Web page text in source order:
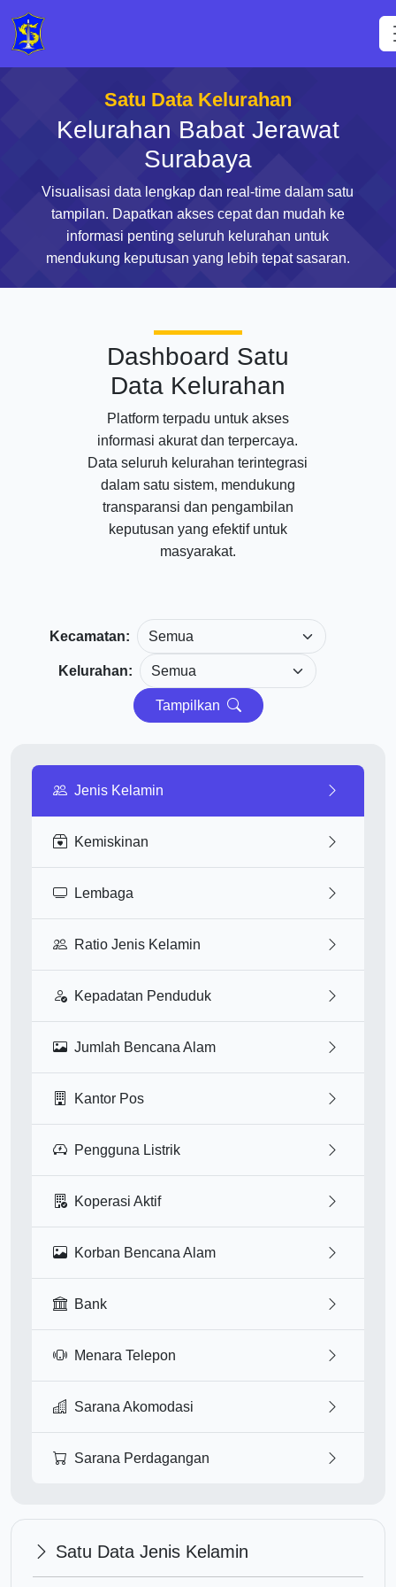
Satu Data Kelurahan
Kelurahan Babat Jerawat
Surabaya
Visualisasi data lengkap dan real-time dalam satu
tampilan. Dapatkan akses cepat dan mudah ke
informasi penting seluruh kelurahan untuk
mendukung keputusan yang lebih tepat sasaran.
Dashboard Satu
Data Kelurahan
Platform terpadu untuk akses
informasi akurat dan terpercaya.
Data seluruh kelurahan terintegrasi
dalam satu sistem, mendukung
transparansi dan pengambilan
keputusan yang efektif untuk
masyarakat.
Kecamatan:
Kelurahan:
Tampilkan
Jenis Kelamin
Kemiskinan
Lembaga
Ratio Jenis Kelamin
Kepadatan Penduduk
Jumlah Bencana Alam
Kantor Pos
Pengguna Listrik
Koperasi Aktif
Korban Bencana Alam
Bank
Menara Telepon
Sarana Akomodasi
Sarana Perdagangan
Satu Data Jenis Kelamin